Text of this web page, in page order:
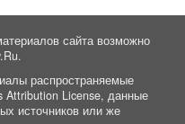
сайта возможно
распространяемые
Attribution License, данные
источников или же